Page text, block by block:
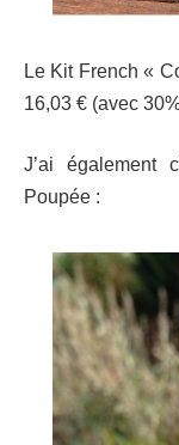
Le Kit French «
16,03 € (avec
J’ai également
Poupée :